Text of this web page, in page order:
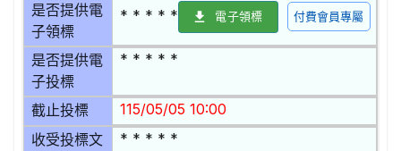
是否提供電
子領標
* * * * * 電子領標 付費會員專屬
是否提供電
子投標
* * * * *
截止投標 115/05/05 10:00
收受投標文
* * * * *